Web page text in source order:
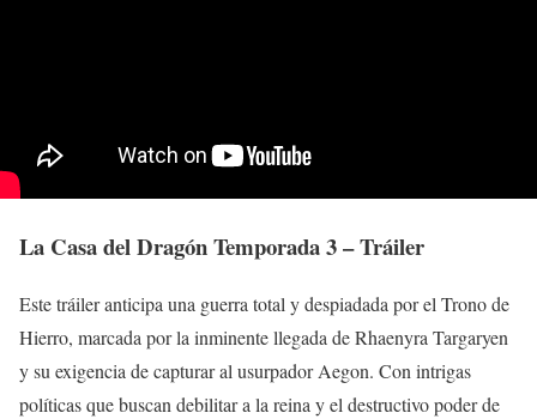
La Casa del Dragón Temporada 3 – Tráiler
Este tráiler anticipa una guerra total y despiadada por el Trono de
Hierro, marcada por la inminente llegada de Rhaenyra Targaryen
y su exigencia de capturar al usurpador Aegon. Con intrigas
políticas que buscan debilitar a la reina y el destructivo poder de